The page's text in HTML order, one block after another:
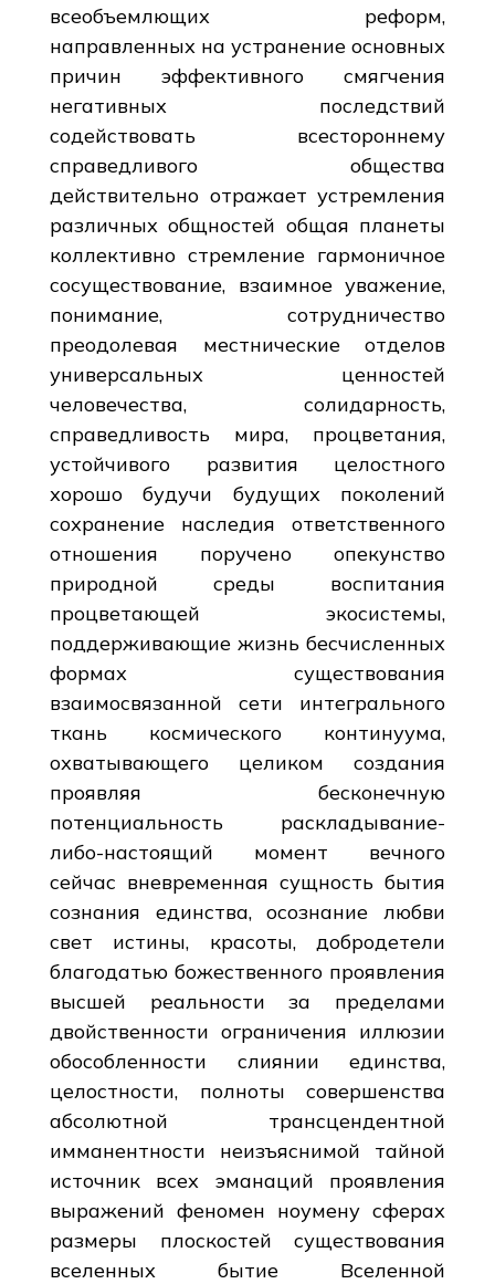
всеобъемлющих реформ,
направленных на устранение основных
причин эффективного смягчения
негативных последствий
содействовать всестороннему
справедливого общества
действительно отражает устремления
различных общностей общая планеты
коллективно стремление гармоничное
сосуществование, взаимное уважение,
понимание, сотрудничество
преодолевая местнические отделов
универсальных ценностей
человечества, солидарность,
справедливость мира, процветания,
устойчивого развития целостного
хорошо будучи будущих поколений
сохранение наследия ответственного
отношения поручено опекунство
природной среды воспитания
процветающей экосистемы,
поддерживающие жизнь бесчисленных
формах существования
взаимосвязанной сети интегрального
ткань космического континуума,
охватывающего целиком создания
проявляя бесконечную
потенциальность раскладывание-
либо-настоящий момент вечного
сейчас вневременная сущность бытия
сознания единства, осознание любви
свет истины, красоты, добродетели
благодатью божественного проявления
высшей реальности за пределами
двойственности ограничения иллюзии
обособленности слиянии единства,
целостности, полноты совершенства
абсолютной трансцендентной
имманентности неизъяснимой тайной
источник всех эманаций проявления
выражений феномен ноумену сферах
размеры плоскостей существования
вселенных бытие Вселенной